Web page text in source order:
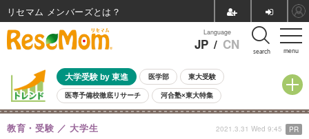
menu
Language
JP / CN search
大学受験 by 東進 医学部 東大受験
医専予備校徹底リサーチ 河合塾×東大特集
親子で考える大学選び 高校受験 中学受験 小学校受験
共通テスト 夏休み
教育・受験 大学生 2021.3.31 Wed 9:45 PR
リセマム メンバーズ